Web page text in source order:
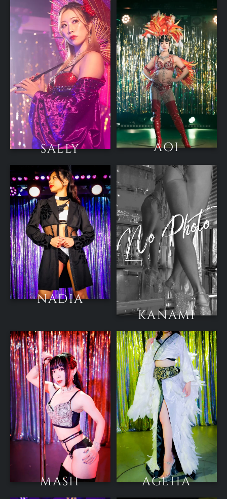
SALLY AOI
NADIA
KANAMI
MASH AGEHA